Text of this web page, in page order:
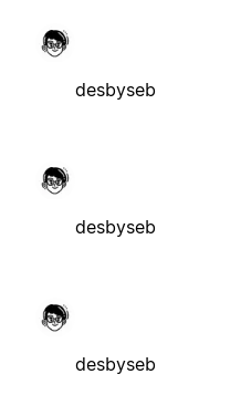
desbyseb
desbyseb
desbyseb